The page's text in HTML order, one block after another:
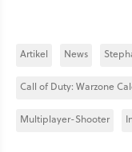
Artikel News
Call of Duty: Warzone
Multiplayer-Shooter